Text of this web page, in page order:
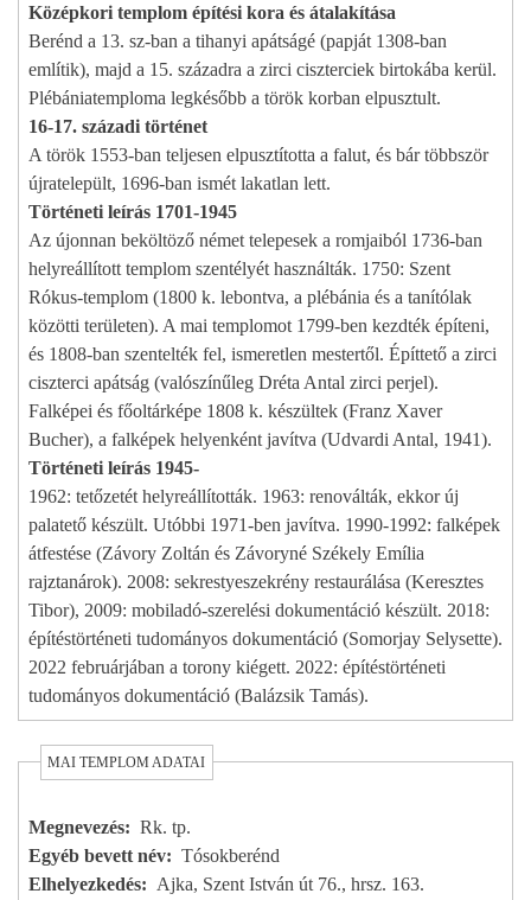
Középkori templom építési kora és átalakítása
Berénd a 13. sz-ban a tihanyi apátságé (papját 1308-ban
említik), majd a 15. századra a zirci ciszterciek birtokába kerül.
Plébániatemploma legkésőbb a török korban elpusztult.
16-17. századi történet
A török 1553-ban teljesen elpusztította a falut, és bár többször
újratelepült, 1696-ban ismét lakatlan lett.
Történeti leírás 1701-1945
Az újonnan beköltöző német telepesek a romjaiból 1736-ban
helyreállított templom szentélyét használták. 1750: Szent
Rókus-templom (1800 k. lebontva, a plébánia és a tanítólak
közötti területen). A mai templomot 1799-ben kezdték építeni,
és 1808-ban szentelték fel, ismeretlen mestertől. Építtető a zirci
ciszterci apátság (valószínűleg Dréta Antal zirci perjel).
Falképei és főoltárképe 1808 k. készültek (Franz Xaver
Bucher), a falképek helyenként javítva (Udvardi Antal, 1941).
Történeti leírás 1945-
1962: tetőzetét helyreállították. 1963: renoválták, ekkor új
palatető készült. Utóbbi 1971-ben javítva. 1990-1992: falképek
átfestése (Závory Zoltán és Závoryné Székely Emília
rajztanárok). 2008: sekrestyeszekrény restaurálása (Keresztes
Tibor), 2009: mobiladó-szerelési dokumentáció készült. 2018:
építéstörténeti tudományos dokumentáció (Somorjay Selysette).
2022 februárjában a torony kiégett. 2022: építéstörténeti
tudományos dokumentáció (Balázsik Tamás).
MAI TEMPLOM ADATAI
Megnevezés
Rk. tp.
Egyéb bevett név
Tósokberénd
Elhelyezkedés
Ajka, Szent István út 76., hrsz. 163.